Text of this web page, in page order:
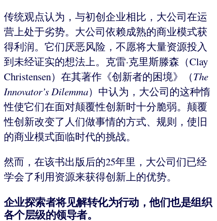
传统观点认为，与初创企业相比，大公司在运
营上处于劣势。大公司依赖成熟的商业模式获
得利润。它们厌恶风险，不愿将大量资源投入
到未经证实的想法上。克雷·克里斯滕森（Clay
Christensen）在其著作《创新者的困境》（The
Innovator’s Dilemma）中认为，大公司的这种惰
性使它们在面对颠覆性创新时十分脆弱。颠覆
性创新改变了人们做事情的方式、规则，使旧
的商业模式面临时代的挑战。
然而，在该书出版后的25年里，大公司们已经
学会了利用资源来获得创新上的优势。
企业探索者将见解转化为行动，他们也是组织
各个层级的领导者。